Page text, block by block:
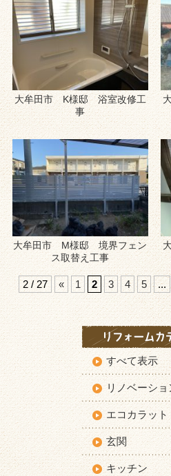
大牟田市 K様邸 浴室改修工
事
大牟田市 M様邸 境界フェン
ス取替え工事
2 / 27 « 1 2 3 4 5 ...
すべて表示
リノベーショ
エコカラット
玄関
キッチン